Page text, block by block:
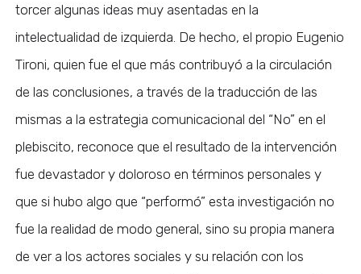
torcer algunas ideas muy asentadas en la
intelectualidad de izquierda. De hecho, el propio Eugenio
Tironi, quien fue el que más contribuyó a la circulación
de las conclusiones, a través de la traducción de las
mismas a la estrategia comunicacional del “No” en el
plebiscito, reconoce que el resultado de la intervención
fue devastador y doloroso en términos personales y
que si hubo algo que “performó” esta investigación no
fue la realidad de modo general, sino su propia manera
de ver a los actores sociales y su relación con los